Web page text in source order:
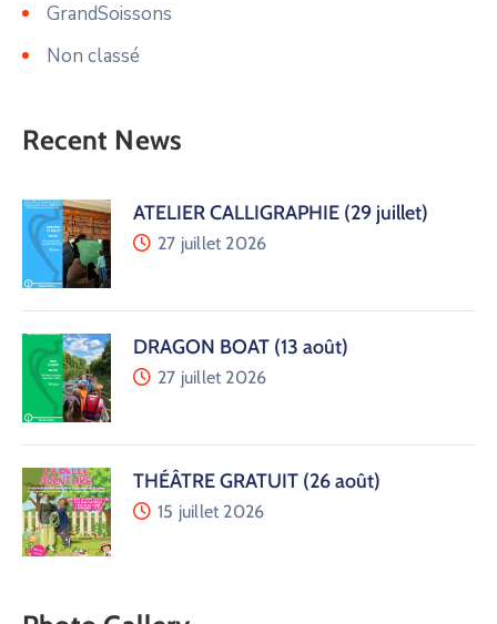
GrandSoissons
Non classé
Recent News
ATELIER CALLIGRAPHIE (29 juillet)
27 juillet 2026
DRAGON BOAT (13 août)
27 juillet 2026
THÉÂTRE GRATUIT (26 août)
15 juillet 2026